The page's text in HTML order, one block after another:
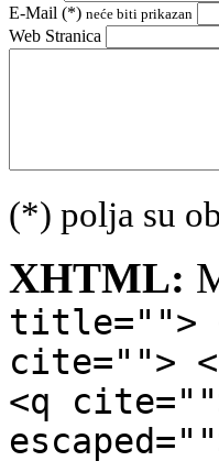
E-Mail (*) neće biti prikazan
Web Stranica
(*) polja su
XHTML:
title="">
cite="">
<q